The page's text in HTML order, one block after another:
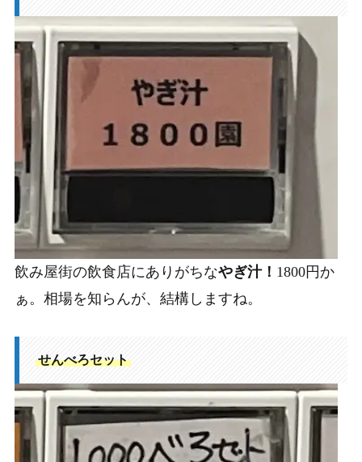
飲み屋街の飲食店にありがちなやぎ汁！ 1800円か
ぁ。相場を知らんが、結構しますね。
せんべろセット